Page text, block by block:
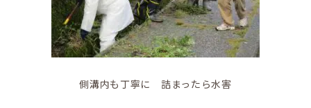
移住をお考えの方へ
側溝内も丁寧に 詰まったら水害